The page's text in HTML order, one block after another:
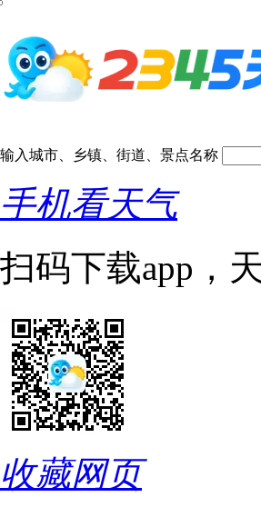
输入城市、乡镇、街道、景点名称
手机看天气
扫码下载app，
收藏网页